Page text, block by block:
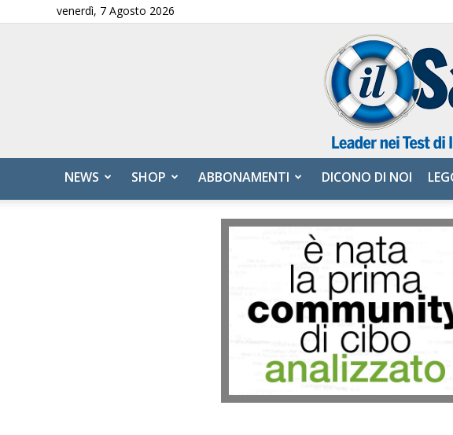
venerdì, 7 Agosto 2026
NEWS SHOP ABBONAMENTI DICONO DI NOI